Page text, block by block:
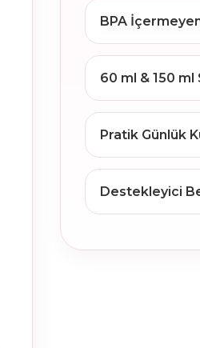
BPA
60 ml & 150
Pratik Günlük
Destekleyici